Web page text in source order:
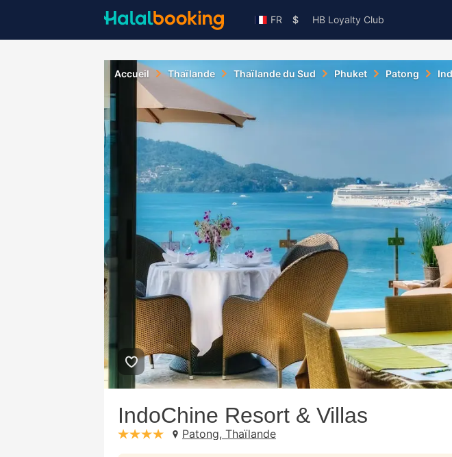
FR $ HB Loyalty Club
Accueil Thaïlande Thaïlande du Sud Phuket Patong
IndoChine Resort & Villas
stars: 4Patong, Thaïlande